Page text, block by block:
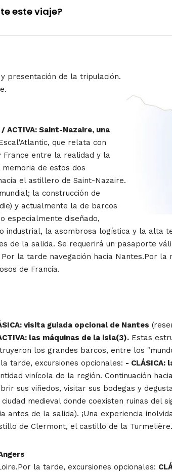
este viaje?
presentación de la tripulación.
ACTIVA: Saint-Nazaire, una
que relata con
France entre la realidad y la
de estos dos
el astillero de Saint-Nazaire.
la construcción de
y actualmente la de barcos
especialmente diseñado,
industrial, la asombrosa logística y la alta
de la salida. Se requerirá un pasaporte
la tarde navegación hacia Nantes.Por la
de Francia.
visita guiada opcional de Nantes
las máquinas de la isla(3). Estas
los grandes barcos, entre los
tarde, excursiones opcionales: -
vinícola de la región. Continuación
sus viñedos, visitar sus bodegas y
medieval donde coexisten ruinas del
antes de la salida). ¡Una experiencia
de Clermont, el castillo de la
la tarde, excursiones opcionales: